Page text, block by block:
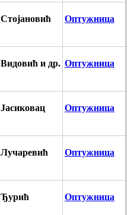
Стојановић Оптужница
Видовић и др. Оптужница
Јасиковац Оптужница
Лучаревић Оптужница
Ђурић Оптужница